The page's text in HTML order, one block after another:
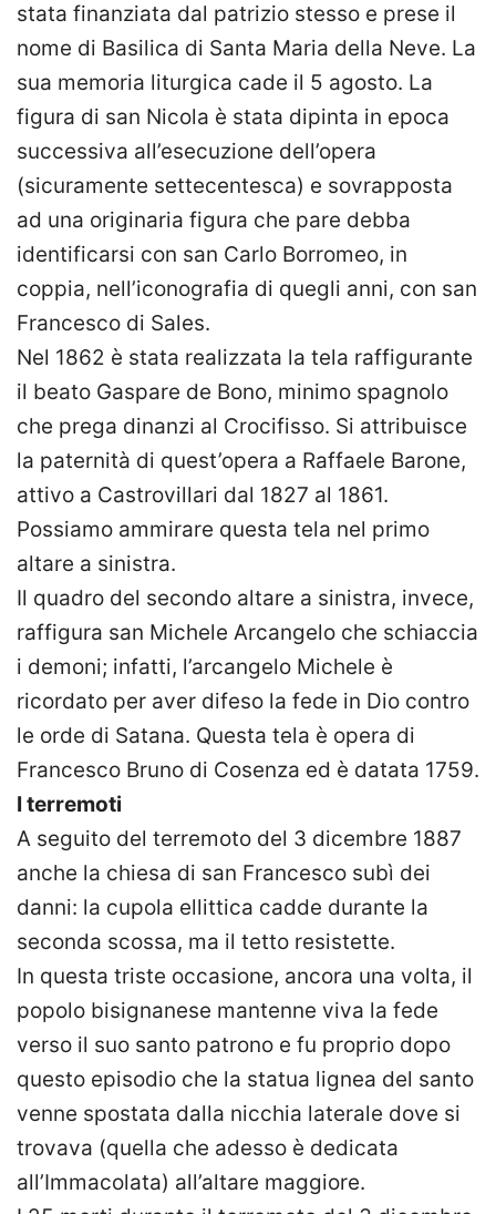
stata finanziata dal patrizio stesso e prese il
nome di Basilica di Santa Maria della Neve. La
sua memoria liturgica cade il 5 agosto. La
figura di san Nicola è stata dipinta in epoca
successiva all’esecuzione dell’opera
(sicuramente settecentesca) e sovrapposta
ad una originaria figura che pare debba
identificarsi con san Carlo Borromeo, in
coppia, nell’iconografia di quegli anni, con san
Francesco di Sales.
Nel 1862 è stata realizzata la tela raffigurante
il beato Gaspare de Bono, minimo spagnolo
che prega dinanzi al Crocifisso. Si attribuisce
la paternità di quest’opera a Raffaele Barone,
attivo a Castrovillari dal 1827 al 1861.
Possiamo ammirare questa tela nel primo
altare a sinistra.
Il quadro del secondo altare a sinistra, invece,
raffigura san Michele Arcangelo che schiaccia
i demoni; infatti, l’arcangelo Michele è
ricordato per aver difeso la fede in Dio contro
le orde di Satana. Questa tela è opera di
Francesco Bruno di Cosenza ed è datata 1759.
I terremoti
A seguito del terremoto del 3 dicembre 1887
anche la chiesa di san Francesco subì dei
danni: la cupola ellittica cadde durante la
seconda scossa, ma il tetto resistette.
In questa triste occasione, ancora una volta, il
popolo bisignanese mantenne viva la fede
verso il suo santo patrono e fu proprio dopo
questo episodio che la statua lignea del santo
venne spostata dalla nicchia laterale dove si
trovava (quella che adesso è dedicata
all’Immacolata) all’altare maggiore.